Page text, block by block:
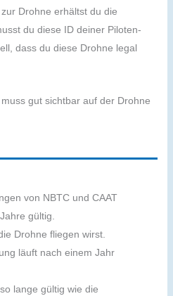
Drohne erhältst du die
du diese ID deiner Piloten-
dass du diese Drohne legal
gut sichtbar auf der Drohne
von NBTC und CAAT
gültig.
Drohne fliegen wirst.
läuft nach einem Jahr
lange gültig wie die